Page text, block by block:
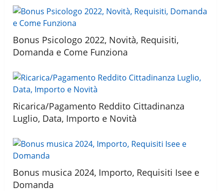
Bonus Psicologo 2022, Novità, Requisiti,
Domanda e Come Funziona
Ricarica/Pagamento Reddito Cittadinanza
Luglio, Data, Importo e Novità
Bonus musica 2024, Importo, Requisiti Isee e
Domanda